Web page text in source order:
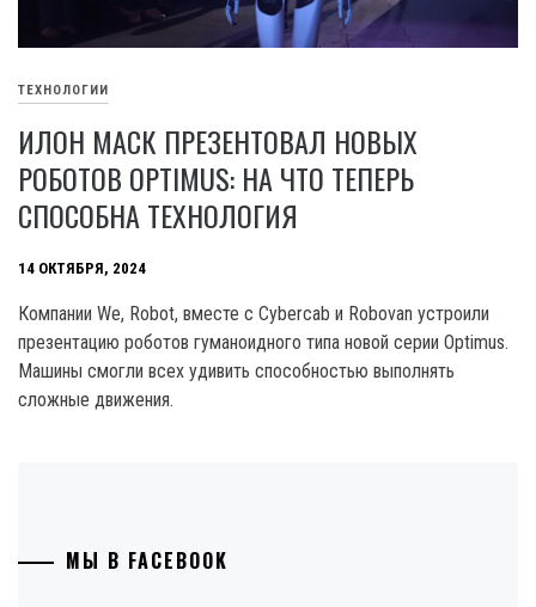
ТЕХНОЛОГИИ
ИЛОН МАСК ПРЕЗЕНТОВАЛ НОВЫХ
РОБОТОВ OPTIMUS: НА ЧТО ТЕПЕРЬ
СПОСОБНА ТЕХНОЛОГИЯ
14 ОКТЯБРЯ, 2024
Компании We, Robot, вместе с Cybercab и Robovan устроили
презентацию роботов гуманоидного типа новой серии Optimus.
Машины смогли всех удивить способностью выполнять
сложные движения.
МЫ В FACEBOOK